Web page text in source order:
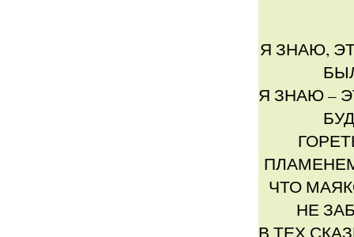
Я ЗНАЮ,
Я ЗНАЮ –
ЧТО
НЕ
В ТЕХ